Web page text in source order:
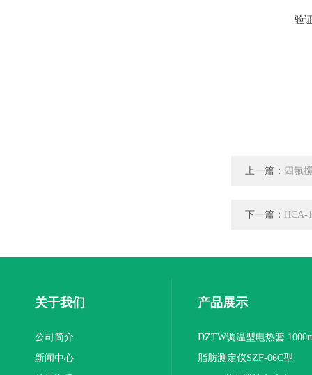
验
上一篇： 四氟
下一篇： HCA-
关于我们
公司简介
新闻中心
产品展示
DZTW调温型电热套
联
脂肪测定仪SZF-06C型